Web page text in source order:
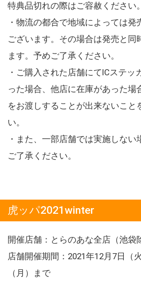
特典品切れの際はご容赦ください。
・物流の都合で地域によっては
ございます。その場合は発売と同
ます。予めご了承ください。
・ご購入された店舗にてICステッ
った場合、他店に在庫があった場
をお渡しすることが出来ないこと
い。
・また、一部店舗では実施しない
ご了承ください。
虎ッパ2021winter
開催店舗：とらのあな全店（池袋
店舗開催期間：2021年12月7日（
（月）まで